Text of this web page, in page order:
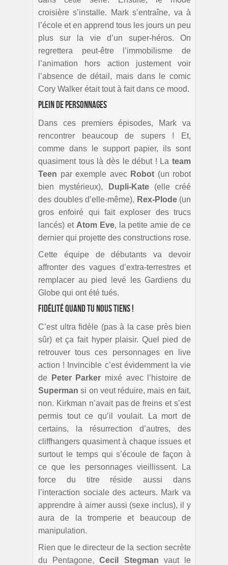
croisière s’installe. Mark s’entraîne, va à
l’école et en apprend tous les jours un peu
plus sur la vie d’un super-héros. On
regrettera peut-être l’immobilisme de
l’animation hors action justement voir
l’absence de détail, mais dans le comic
Cory Walker était tout à fait dans ce mood.
Plein de personnages
Dans ces premiers épisodes, Mark va
rencontrer beaucoup de supers ! Et,
comme dans le support papier, ils sont
quasiment tous là dès le début ! La team
Teen par exemple avec Robot (un robot
bien mystérieux),
Dupli-Kate(elle créé
des doubles d’elle-même), Rex-Plode(un
gros enfoiré qui fait exploser des trucs
lancés) et Atom Eve, la petite amie de ce
dernier qui projette des constructions rose.
Cette équipe de débutants va devoir
affronter des vagues d’extra-terrestres et
remplacer au pied levé les Gardiens du
Globe qui ont été tués.
Fidélité quand tu nous tiens !
C’est ultra fidèle (pas à la case près bien
sûr) et ça fait hyper plaisir. Quel pied de
retrouver tous ces personnages en live
action ! Invincible c’est évidemment la vie
de
Peter Parker mixé avec l’histoire de
Superman si on veut réduire, mais en fait,
non. Kirkman n’avait pas de freins et s’est
permis tout ce qu’il voulait. La mort de
certains, la résurrection d’autres, des
cliffhangers quasiment à chaque issues et
surtout le temps qui s’écoule de façon à
ce que les personnages vieillissent. La
force du titre réside aussi dans
l’interaction sociale des acteurs. Mark va
apprendre à aimer aussi (sexe inclus), il y
aura de la tromperie et beaucoup de
manipulation.
Rien que le directeur de la section secrète
du Pentagone,Cecil Stegman vaut le